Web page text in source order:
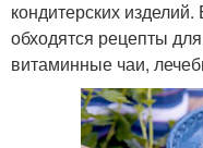
кондитерских
обходятся рецепты
витаминные чаи,